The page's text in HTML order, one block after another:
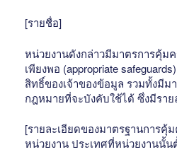
[รายชื่อ]
หน่วยงานดังกล่าวมีมาตรการคุ้ม
เพียงพอ (appropriate
สิทธิ์ของเจ้าของข้อมูล รวมทั้งมีม
กฎหมายที่จะบังคับใช้ได้ ซึ่งมีราย
[รายละเอียดของมาตรฐานการ
หน่วยงาน ประเทศที่หน่วยงานนั้น